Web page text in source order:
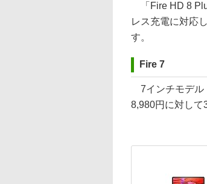
「Fire HD 8
レス充電に対応
す。
Fire 7
7インチモデル
8,980円に対して